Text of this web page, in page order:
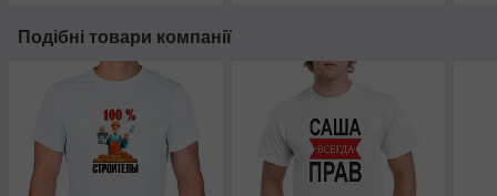
Подібні товари компанії